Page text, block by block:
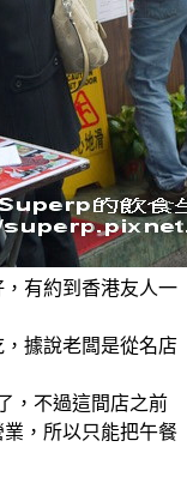
有約到香港友人一
據說老闆是從名店
，不過這間店之前
，所以只能把午餐